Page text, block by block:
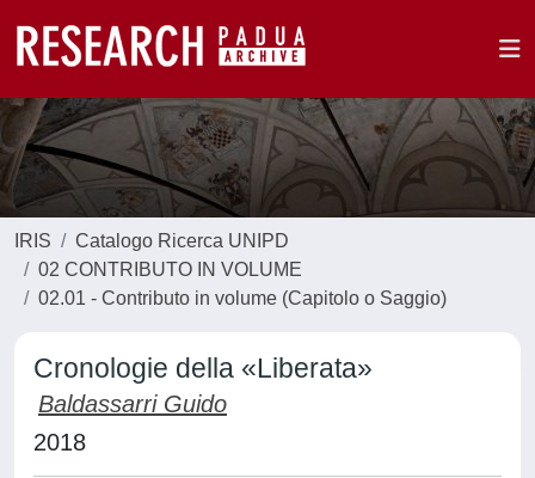
IRIS
Catalogo Ricerca UNIPD
02 CONTRIBUTO IN VOLUME
02.01 - Contributo in volume (Capitolo o Saggio)
Cronologie della «Liberata»
Baldassarri Guido
2018